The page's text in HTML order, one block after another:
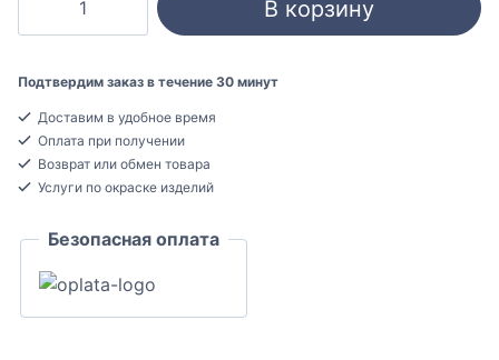
7/8
Перламутровый
Плинтус
напольный
16x80x2400
В корзину
Подтвердим заказ в течение 30 минут
Доставим в удобное время
Оплата при получении
Возврат или обмен товара
Услуги по окраске изделий
Безопасная оплата